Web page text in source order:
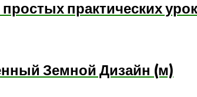
практических
Земной Дизайн (м)